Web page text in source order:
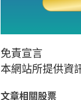
免責宣言
本網站所提供資
文章相關股票